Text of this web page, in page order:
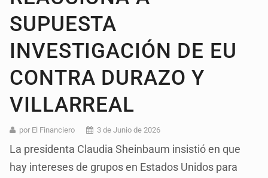
SUPUESTA
INVESTIGACIÓN DE EU
CONTRA DURAZO Y
VILLARREAL
por El Financiero 3 de Junio de 2026
La presidenta Claudia Sheinbaum insistió en que
hay intereses de grupos en Estados Unidos para